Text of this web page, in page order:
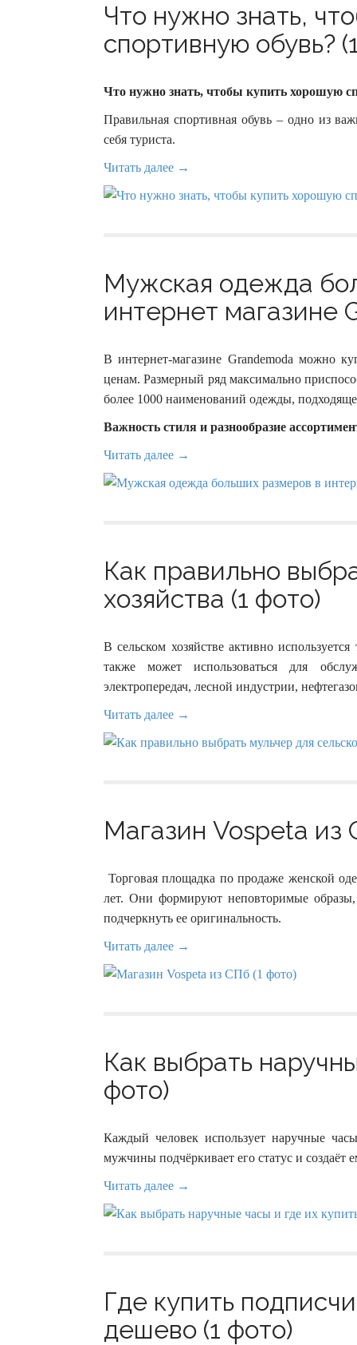
Что нужно знать,
спортивную обувь?
Что нужно знать, чтобы купить хорошую
Правильная спортивная обувь – одно из
себя туриста.
Читать далее →
Мужская одежда
интернет магазине
В интернет-магазине Grandemoda можно
ценам. Размерный ряд максимально
более 1000 наименований одежды,
Важность стиля и разнообразие
Читать далее →
Как правильно
хозяйства (1 фото)
В сельском хозяйстве активно
также может использоваться для
электропередач, лесной индустрии,
Читать далее →
Магазин Vospeta из
Торговая площадка по продаже женской
лет. Они формируют неповторимые
подчеркнуть ее оригинальность.
Читать далее →
Как выбрать
фото)
Каждый человек использует наручные
мужчины подчёркивает его статус и создаёт
Читать далее →
Где купить
дешево (1 фото)